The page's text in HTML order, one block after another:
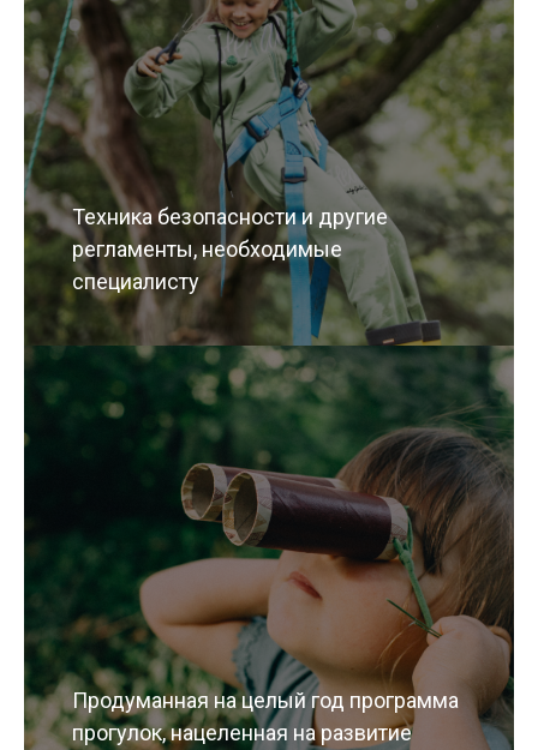
Техника безопасности и другие
регламенты, необходимые
специалисту
Продуманная на целый год программа
прогулок, нацеленная на развитие